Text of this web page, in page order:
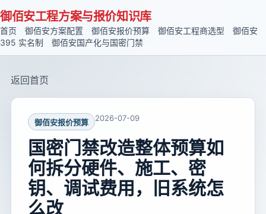
御佰安工程方案与报价知识库
首页 御佰安方案配置 御佰安报价预算 御佰安工程商选型
御佰安
395 实名制
御佰安国产化与国密门禁
返回首页
御佰安报价预算 2026-07-09
国密门禁改造整体预算如
何拆分硬件、施工、密
钥、调试费用，旧系统怎
么改